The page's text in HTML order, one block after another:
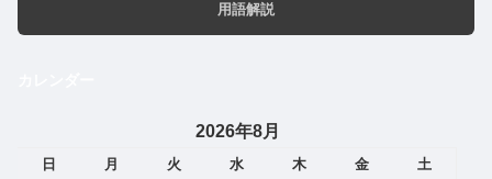
用語解説
2026年8月
日 月 火 水 木 金
土